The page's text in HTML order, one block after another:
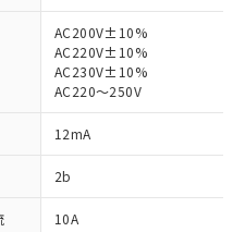
AC200V±10%
AC220V±10%
AC230V±10%
AC220～250V
12mA
2b
10A
指令（10物質）の
提供可能な商品で
（10物質）の非含
り替える予定のある